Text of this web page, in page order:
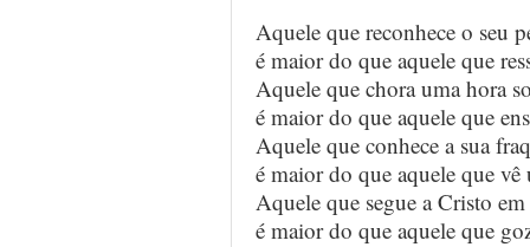
Aquele que reconhece o seu
é maior do que aquele que
Aquele que chora uma hora
é maior do que aquele que
Aquele que conhece a sua
é maior do que aquele que
Aquele que segue a Cristo
é maior do que aquele que